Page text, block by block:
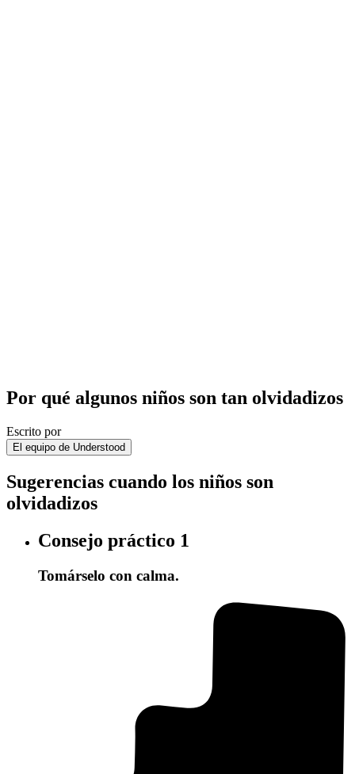
Por qué algunos niños son tan olvidadizos
Escrito por
El equipo de Understood
Sugerencias cuando los niños son
olvidadizos
Consejo práctico 1
Tomárselo con calma.